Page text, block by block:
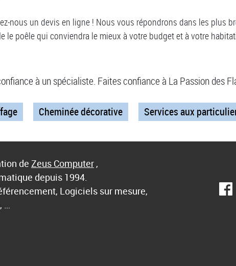
nous un devis en ligne ! Nous vous répondrons dans les plus
le poêle qui conviendra le mieux à votre budget et à votre
à un spécialiste. Faites confiance à La Passion des
Cheminée décorative Services aux
de Zeus Computer ,
depuis 1994.
Logiciels sur mesure,
…